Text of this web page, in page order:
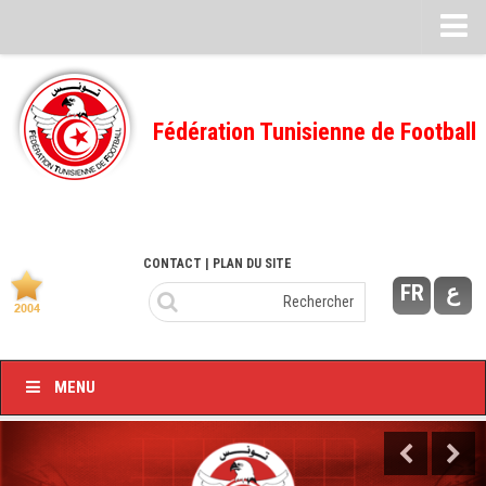
Feuille de match
FMI – 2022/2023
Ligue I – 2022/2023
Ligue I – 2020/2021
Ligue I – 2019/2020
Fédération Tunisienne de Football
FR ع
CONTACT | PLAN DU SITE
MENU